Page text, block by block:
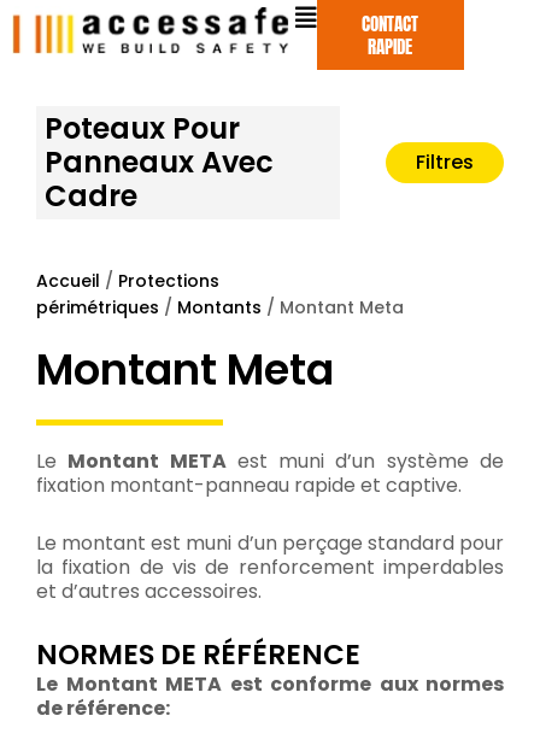
Aller
CONTACT
RAPIDE
Poteaux Pour
Panneaux Avec
Cadre
Filtres
Accueil / Protections
périmétriques / Montants / Montant Meta
Montant Meta
Le Montant METAest muni d’un système de
fixation montant-panneau rapide et captive.
Le montant est muni d’un perçage standard pour
la fixation de vis de renforcement imperdables
et d’autres accessoires.
NORMES DE RÉFÉRENCE
Le Montant META est conforme aux normes
de référence: